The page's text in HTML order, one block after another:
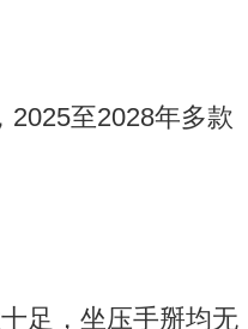
2025至2028年多款
足，坐压手掰均无